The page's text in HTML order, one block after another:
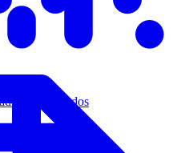
calificados